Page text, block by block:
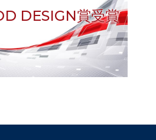
DESIGN賞受賞